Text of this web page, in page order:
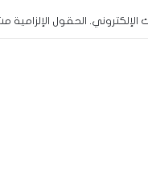
الإلكتروني. الحقول الإلزامية